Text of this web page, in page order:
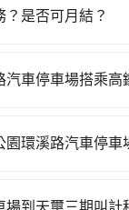
折價券，供您預
是否可月結？
的用車服務。
車停車場搭乘高
次高鐵可搭乘
約花17分鐘、
環溪路汽車停車
隨借的iRent應